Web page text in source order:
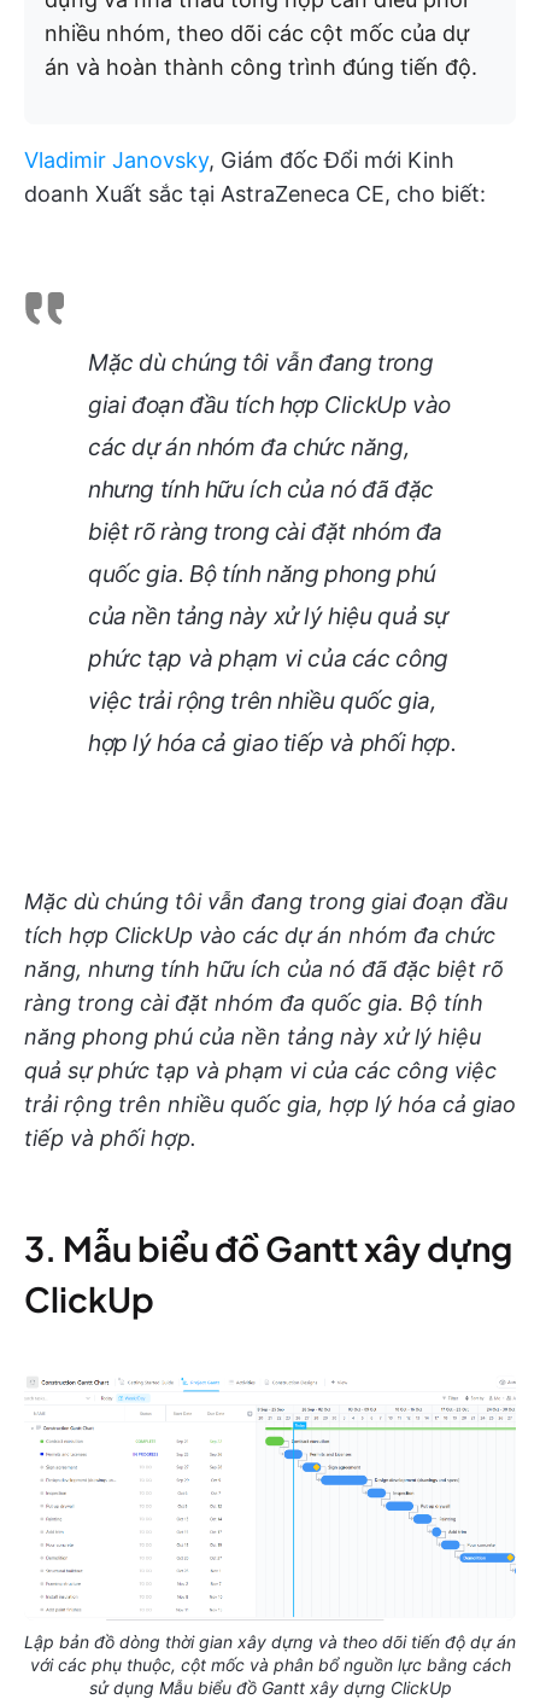
nhiều nhóm, theo dõi các cột mốc của dự
án và hoàn thành công trình đúng tiến độ.
Vladimir Janovsky, Giám đốc Đổi mới Kinh
doanh Xuất sắc tại AstraZeneca CE, cho biết:
Mặc dù chúng tôi vẫn đang trong
giai đoạn đầu tích hợp ClickUp vào
các dự án nhóm đa chức năng,
nhưng tính hữu ích của nó đã đặc
biệt rõ ràng trong cài đặt nhóm đa
quốc gia. Bộ tính năng phong phú
của nền tảng này xử lý hiệu quả sự
phức tạp và phạm vi của các công
việc trải rộng trên nhiều quốc gia,
hợp lý hóa cả giao tiếp và phối hợp.
Mặc dù chúng tôi vẫn đang trong giai đoạn đầu
tích hợp ClickUp vào các dự án nhóm đa chức
năng, nhưng tính hữu ích của nó đã đặc biệt rõ
ràng trong cài đặt nhóm đa quốc gia. Bộ tính
năng phong phú của nền tảng này xử lý hiệu
quả sự phức tạp và phạm vi của các công việc
trải rộng trên nhiều quốc gia, hợp lý hóa cả giao
tiếp và phối hợp.
3. Mẫu biểu đồ Gantt xây dựng
ClickUp
Lập bản đồ dòng thời gian xây dựng và theo dõi tiến độ dự án
với các phụ thuộc, cột mốc và phân bổ nguồn lực bằng cách
sử dụng Mẫu biểu đồ Gantt xây dựng ClickUp